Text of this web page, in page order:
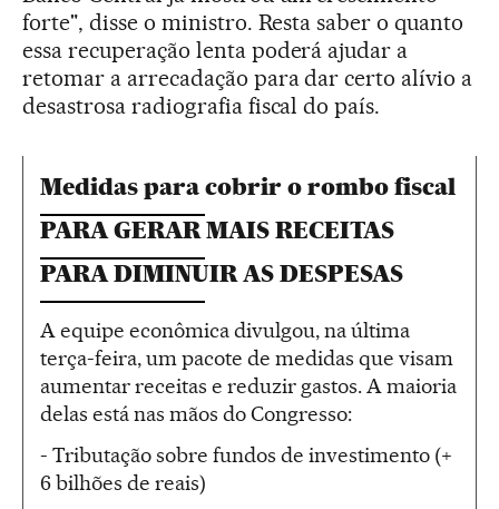
forte", disse o ministro. Resta saber o quanto
essa recuperação lenta poderá ajudar a
retomar a arrecadação para dar certo alívio a
desastrosa radiografia fiscal do país.
Medidas para cobrir o rombo fiscal
PARA GERAR MAIS RECEITAS
PARA DIMINUIR AS DESPESAS
A equipe econômica divulgou, na última
terça-feira, um pacote de medidas que visam
aumentar receitas e reduzir gastos. A maioria
delas está nas mãos do Congresso:
- Tributação sobre fundos de investimento (+
6 bilhões de reais)